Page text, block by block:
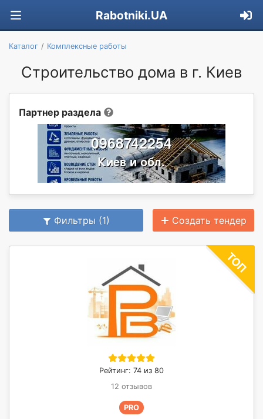
Rabotniki.UA
Каталог Комплексные работы
Строительство дома в г. Киев
Партнер раздела
Фильтры (1) Создать тендер
Рейтинг: 74 из 80
12 отзывов
PRO